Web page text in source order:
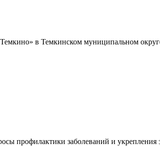
в Темкинском муниципальном
профилактики заболеваний и